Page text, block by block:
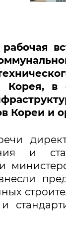
рабочая
Корея, в
Кореи и
и